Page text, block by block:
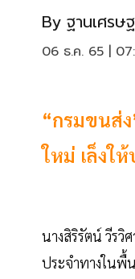
By ฐานเศร
06 ธ.ค. 65 |
“กรมขนส่
ใหม่ เล็งใ
นางสิริรัตน์ วีรวิ
ประจำทางในพื้